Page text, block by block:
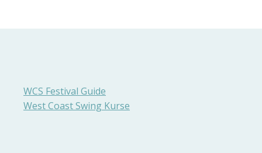
WCS Festival Guide
West Coast Swing Kurse